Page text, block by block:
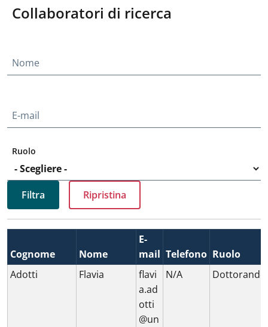
Collaboratori di ricerca
Nome
E-mail
Ruolo
Cognome Nome
E-
mail Telefono Ruolo
Adotti
Flavia
flavi
a.ad
otti
@un
N/A Dottorando